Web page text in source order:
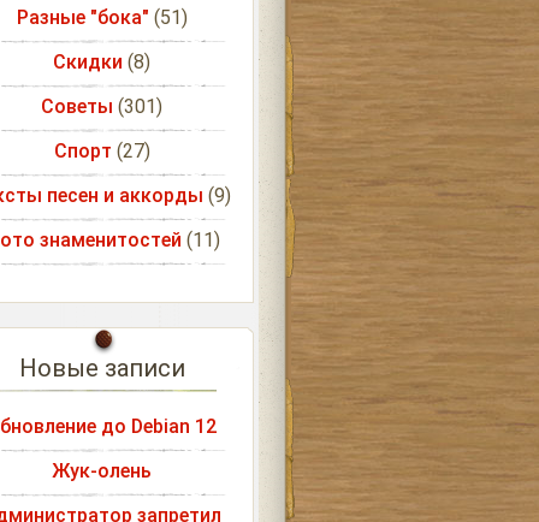
Разные "бока" (51)
Скидки (8)
Советы (301)
Спорт (27)
песен и аккорды (9)
знаменитостей (11)
Новые записи
до Debian 12
Жук-олень
запретил